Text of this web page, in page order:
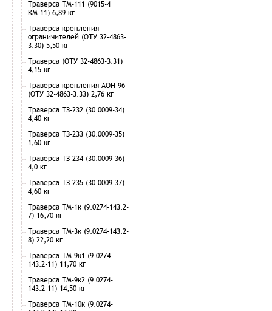
Траверса ТМ-111 (9015-4
КМ-11) 6,89 кг
Траверса крепления
ограничителей (ОТУ 32-4863-
3.30) 5,50 кг
Траверса (ОТУ 32-4863-3.31)
4,15 кг
Траверса крепления АОН-96
(ОТУ 32-4863-3.33) 2,76 кг
Траверса ТЗ-232 (30.0009-34)
4,40 кг
Траверса ТЗ-233 (30.0009-35)
1,60 кг
Траверса ТЗ-234 (30.0009-36)
4,0 кг
Траверса ТЗ-235 (30.0009-37)
4,60 кг
Траверса ТМ-1к (9.0274-143.2-
7) 16,70 кг
Траверса ТМ-3к (9.0274-143.2-
8) 22,20 кг
Траверса ТМ-9к1 (9.0274-
143.2-11) 11,70 кг
Траверса ТМ-9к2 (9.0274-
143.2-11) 14,50 кг
Траверса ТМ-10к (9.0274-